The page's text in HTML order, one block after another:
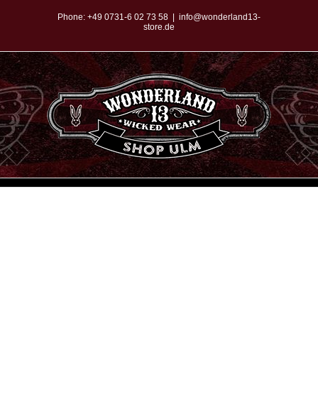
springen
Phone: +49 0731-6 02 73 58
info@wonderland13-
store.de